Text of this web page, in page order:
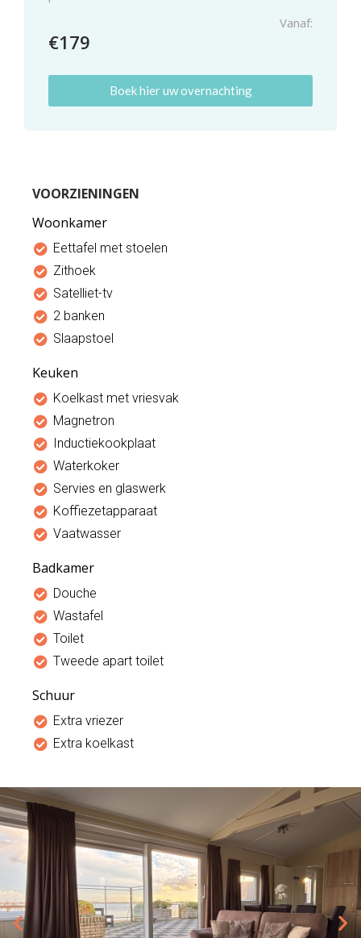
Vanaf:
€179
Boek hier uw overnachting
VOORZIENINGEN
Woonkamer
Eettafel met stoelen
Zithoek
Satelliet-tv
2 banken
Slaapstoel
Keuken
Koelkast met vriesvak
Magnetron
Inductiekookplaat
Waterkoker
Servies en glaswerk
Koffiezetapparaat
Vaatwasser
Badkamer
Douche
Wastafel
Toilet
Tweede apart toilet
Schuur
Extra vriezer
Extra koelkast